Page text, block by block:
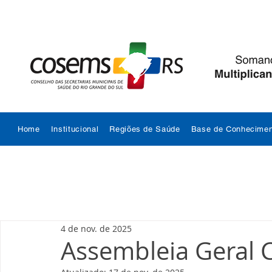
Home Institucional Regiões de Saúde Base de
Assembleia Geral
4 de nov. de 2025